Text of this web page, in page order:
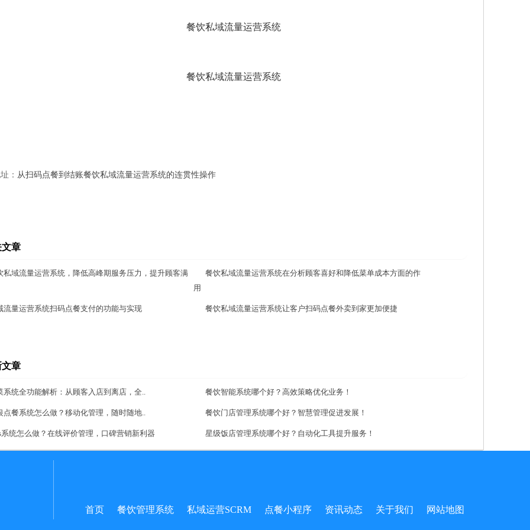
： 从扫码点餐到结账餐饮私域流量运营系统的连贯性操作
文章
私域流量运营系统，降低高峰期服务压力，提升顾客满
餐饮私域流量运营系统在分析顾客喜好和降低菜单成本方面的作
用
流量运营系统扫码点餐支付的功能与实现 餐饮私域流量运营系统让客户扫码点餐外卖到家更加便捷
文章
系统全功能解析：从顾客入店到离店，全.. 餐饮智能系统哪个好？高效策略优化业务！
点餐系统怎么做？移动化管理，随时随地.. 餐饮门店管理系统哪个好？智慧管理促进发展！
系统怎么做？在线评价管理，口碑营销新利器 星级饭店管理系统哪个好？自动化工具提升服务！
首页 餐饮管理系统 私域运营SCRM 点餐小程序 资讯动态 关于我们 网站地图